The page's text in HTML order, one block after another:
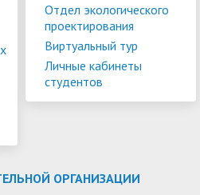
Отдел экологического
проектирования
Виртуальный тур
Личные кабинеты
студентов
ОРГАНИЗАЦИИ